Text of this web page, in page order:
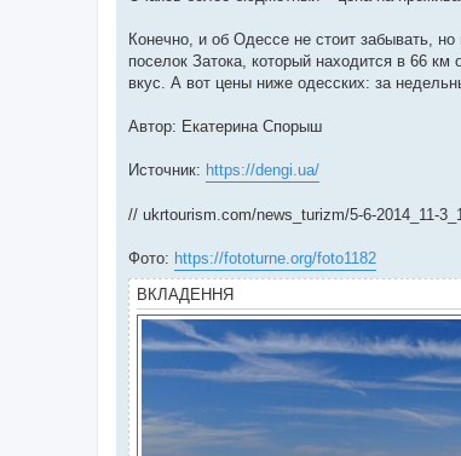
Конечно, и об Одессе не стоит забывать,
поселок Затока, который находится в 66
вкус. А вот цены ниже одесских: за
Автор: Екатерина Спорыш
Источник: https://dengi.ua/
// ukrtourism.com/news_turizm/5-6-2014_11-
Фото: https://fototurne.org/foto1182
ВКЛАДЕННЯ